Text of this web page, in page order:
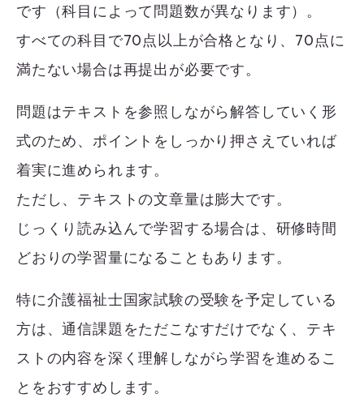
です（科目によって問題数が異なります）。
すべての科目で70点以上が合格となり、70点に
満たない場合は再提出が必要です。
問題はテキストを参照しながら解答していく形
式のため、ポイントをしっかり押さえていれば
着実に進められます。
ただし、テキストの文章量は膨大です。
じっくり読み込んで学習する場合は、研修時間
どおりの学習量になることもあります。
特に介護福祉士国家試験の受験を予定している
方は、通信課題をただこなすだけでなく、テキ
ストの内容を深く理解しながら学習を進めるこ
とをおすすめします。